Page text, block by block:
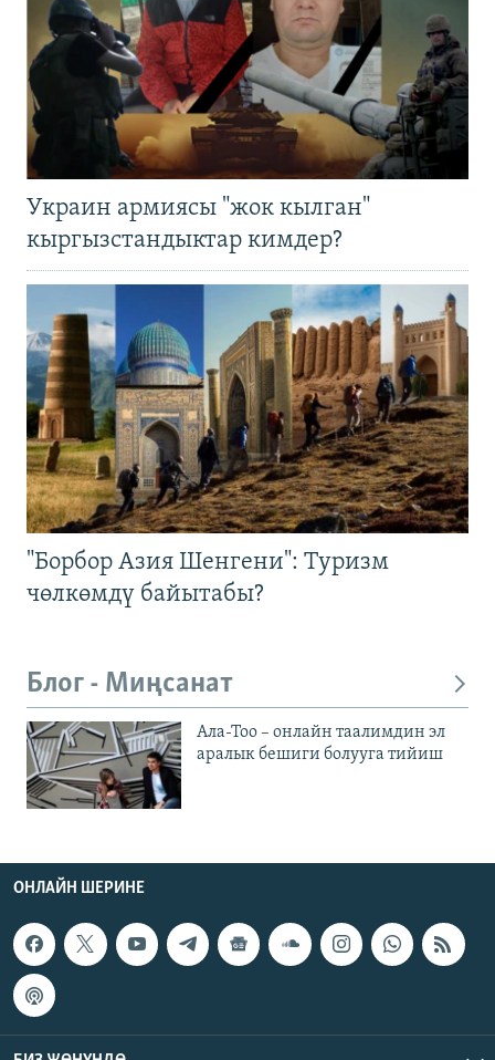
Украин армиясы "жок кылган"
кыргызстандыктар кимдер?
"Борбор Азия Шенгени": Туризм
чөлкөмдү байытабы?
Блог - Миңсанат
Ала-Тоо – онлайн таалимдин эл
аралык бешиги болууга тийиш
ОНЛАЙН ШЕРИНЕ